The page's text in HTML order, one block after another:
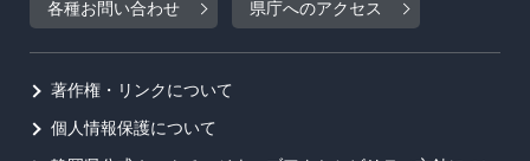
各種お問い合わせ 県庁へのアクセス
著作権・リンクについて
個人情報保護について